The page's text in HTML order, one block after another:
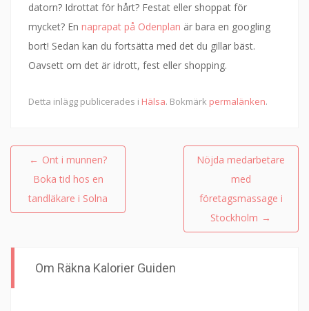
datorn? Idrottat för hårt? Festat eller shoppat för
mycket? En naprapat på Odenplan är bara en googling
bort! Sedan kan du fortsätta med det du gillar bäst.
Oavsett om det är idrott, fest eller shopping.
Detta inlägg publicerades i Hälsa. Bokmärk permalänken.
Inläggsnavigering
← Ont i munnen?
Boka tid hos en
tandläkare i Solna
Nöjda medarbetare
med
företagsmassage i
Stockholm →
Om Räkna Kalorier Guiden